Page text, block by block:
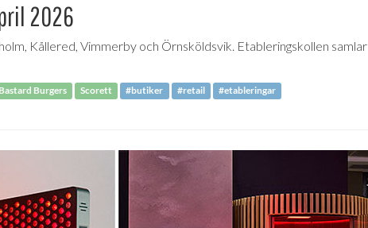
2026
Kållered, Vimmerby och Örnsköldsvik. Etableringskollen samlar
Bastard Burgers Scorett #butiker #retail #etableringar